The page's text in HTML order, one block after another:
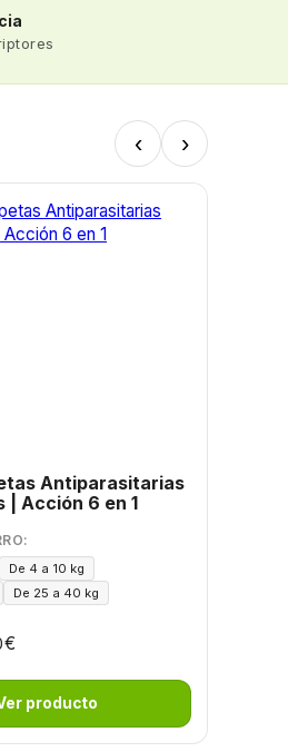
‹ ›
Antiparasitarias
| Acción 6 en 1
De 4 a 10 kg
De 25 a 40 kg
€
producto